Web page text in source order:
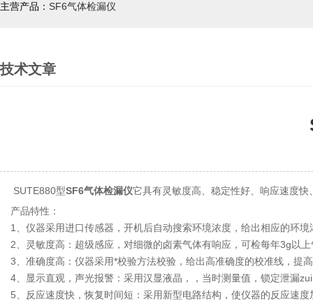
主营产品： SF6气体检漏仪
技术文章
SUTE880型SF6气体检漏仪它具有灵敏度高、稳定性好、响应速度
产品特性：
1、仪器采用进口传感器，开机后自动搜索环境浓度，给出相应的环
2、灵敏度高：超级感应，对细微的卤素气体有响应，可检每年3g以
3、准确度高：仪器采用*校验方法校验，给出高准确度的校准线，提
4、显示直观，声光报警：采用汉显液晶，，当时测量值，锁定泄漏
5、反应速度快，恢复时间短：采用新型电路结构，使仪器的反应速